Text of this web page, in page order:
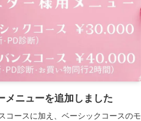
メニューを追加しました
コースに加え、ベーシックコースのモ